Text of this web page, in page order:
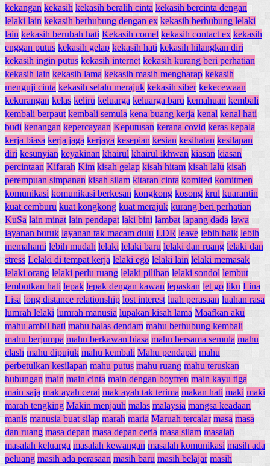
kekangan kekasih kekasih beralih cinta kekasih bercinta dengan
lelaki lain kekasih berhubung dengan ex kekasih berhubung lelaki
lain kekasih berubah hati Kekasih comel kekasih contact ex kekasih
enggan putus kekasih gelap kekasih hati kekasih hilangkan diri
kekasih ingin putus kekasih internet kekasih kurang beri perhatian
kekasih lain kekasih lama kekasih masih mengharap kekasih
menguji cinta kekasih selalu merajuk kekasih siber kekecewaan
kekurangan kelas keliru keluarga keluarga baru kemahuan kembali
kembali berpaut kembali semula kena buang kerja kenal kenal hati
budi kenangan kepercayaan Keputusan kerana covid keras kepala
kerja biasa kerja jaga kerjaya kesepian kesian kesihatan kesilapan
diri kesunyian keyakinan khairul khairul ikhwan kiasan kiasan
percintaan Kifarah Kim kisah gelap kisah hitam kisah lalu kisah
perempuan simpanan kisah silam kitaran cinta komited komitmen
komunikasi komunikasi berkesan kongkong kosong krul kuarantin
kuat cemburu kuat kongkong kuat merajuk kurang beri perhatian
KuSa lain minat lain pendapat laki bini lambat lapang dada lawa
layanan buruk layanan tak macam dulu LDR leave lebih baik lebih
memahami lebih mudah lelaki lelaki baru lelaki dan ruang lelaki dan
stress Lelaki di tempat kerja lelaki ego lelaki lain lelaki memasak
lelaki orang lelaki perlu ruang lelaki pilihan lelaki sondol lembut
lembutkan hati lepak lepak dengan kawan lepaskan let go liku Lina
Lisa long distance relationship lost interest luah perasaan luahan rasa
lumrah lelaki lumrah manusia lupakan kisah lama Maafkan aku
mahu ambil hati mahu balas dendam mahu berhubung kembali
mahu berjumpa mahu berkawan biasa mahu bersama semula mahu
clash mahu dipujuk mahu kembali Mahu pendapat mahu
perbetulkan kesilapan mahu putus mahu ruang mahu teruskan
hubungan main main cinta main dengan boyfren main kayu tiga
main saja mak ayah cerai mak ayah tak terima makan hati maki maki
marah tengking Makin menjauh malas malaysia mangsa keadaan
manis manusia buat silap marah maria Maruah tercalar masa masa
dan ruang masa depan masa depan ceria masa silam masalah
masalah keluarga masalah kewangan masalah komunikasi masih ada
peluang masih ada perasaan masih baru masih belajar masih